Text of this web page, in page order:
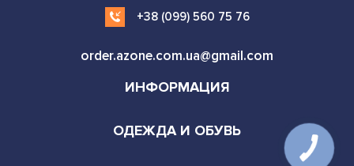
+38 (099) 560 75 76
order.azone.com.ua@gmail.com
ИНФОРМАЦИЯ
ОДЕЖДА И ОБУВЬ